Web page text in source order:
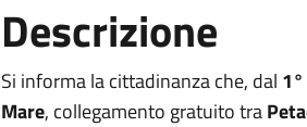
Descrizione
Si informa la cittadinanza che, dal
Mare, collegamento gratuito tra